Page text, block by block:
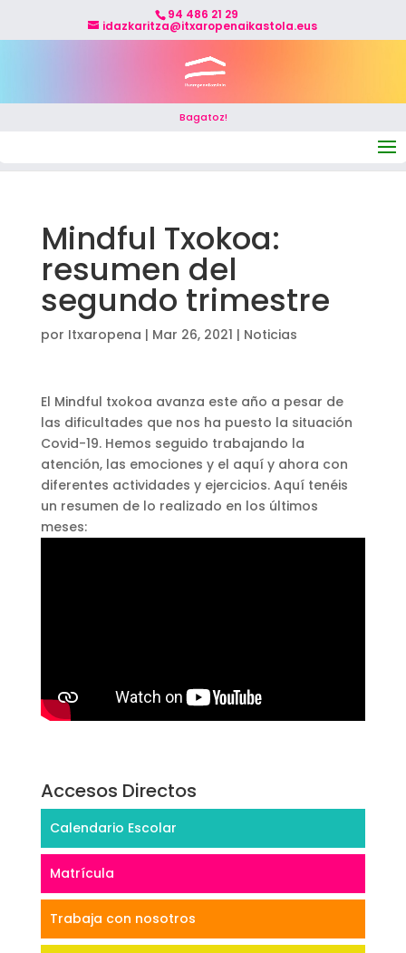
94 486 21 29
idazkaritza@itxaropenaikastola.eus
Bagatoz!
Mindful Txokoa:
resumen del
segundo trimestre
por Itxaropena | Mar 26, 2021 | Noticias
El Mindful txokoa avanza este año a pesar de
las dificultades que nos ha puesto la situación
Covid-19. Hemos seguido trabajando la
atención, las emociones y el aquí y ahora con
diferentes actividades y ejercicios. Aquí tenéis
un resumen de lo realizado en los últimos
meses:
Accesos Directos
Calendario Escolar
Matrícula
Trabaja con nosotros